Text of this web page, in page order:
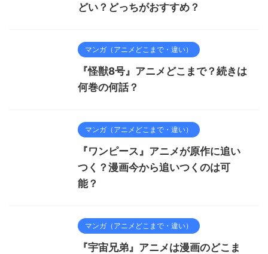
どい？どっちがおすすめ？
マンガ（アニメどこまで・違い）
『怪獣8号』アニメどこまで？続きは
何巻の何話？
マンガ（アニメどこまで・違い）
『ワンピース』アニメが原作に追い
つく？漫画今から追いつくのは可
能？
マンガ（アニメどこまで・違い）
『宇宙兄弟』アニメは漫画のどこま